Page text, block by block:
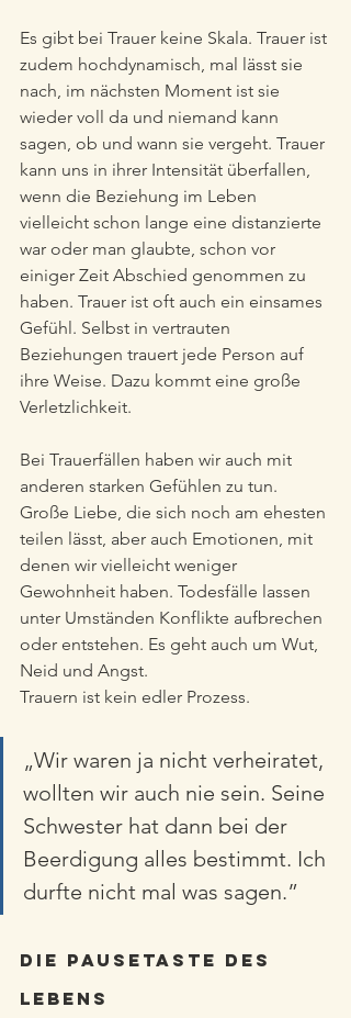
Es gibt bei Trauer keine Skala. Trauer ist
zudem hochdynamisch, mal lässt sie
nach, im nächsten Moment ist sie
wieder voll da und niemand kann
sagen, ob und wann sie vergeht. Trauer
kann uns in ihrer Intensität überfallen,
wenn die Beziehung im Leben
vielleicht schon lange eine distanzierte
war oder man glaubte, schon vor
einiger Zeit Abschied genommen zu
haben. Trauer ist oft auch ein einsames
Gefühl. Selbst in vertrauten
Beziehungen trauert jede Person auf
ihre Weise. Dazu kommt eine große
Verletzlichkeit.
Bei Trauerfällen haben wir auch mit
anderen starken Gefühlen zu tun.
Große Liebe, die sich noch am ehesten
teilen lässt, aber auch Emotionen, mit
denen wir vielleicht weniger
Gewohnheit haben. Todesfälle lassen
unter Umständen Konflikte aufbrechen
oder entstehen. Es geht auch um Wut,
Neid und Angst.
Trauern ist kein edler Prozess.
„Wir waren ja nicht verheiratet,
wollten wir auch nie sein. Seine
Schwester hat dann bei der
Beerdigung alles bestimmt. Ich
durfte nicht mal was sagen.”
Die Pausetaste des
Lebens